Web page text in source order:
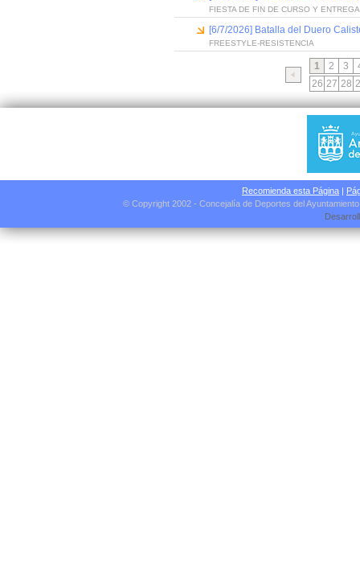
FIESTA DE FIN DE CURSO Y
[6/7/2026] Batalla del Duero
FREESTYLE-RESISTENCIA
1 2 3
26 27 28
Recomienda esta Página |
© Copyright 2002 - Concejalía de Deportes del